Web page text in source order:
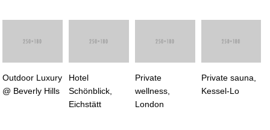
Outdoor Luxury
@ Beverly Hills
Hotel
Schönblick,
Eichstätt
Private
wellness,
London
Private sauna,
Kessel-Lo